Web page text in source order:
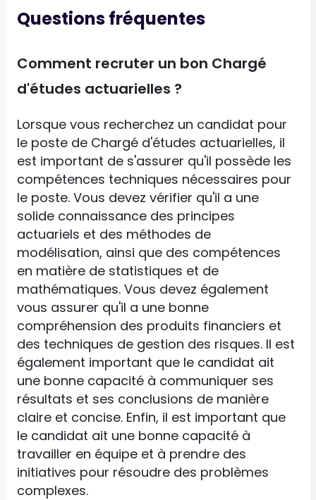
Questions fréquentes
Comment recruter un bon Chargé
d'études actuarielles ?
Lorsque vous recherchez un candidat pour
le poste de Chargé d'études actuarielles, il
est important de s'assurer qu'il possède les
compétences techniques nécessaires pour
le poste. Vous devez vérifier qu'il a une
solide connaissance des principes
actuariels et des méthodes de
modélisation, ainsi que des compétences
en matière de statistiques et de
mathématiques. Vous devez également
vous assurer qu'il a une bonne
compréhension des produits financiers et
des techniques de gestion des risques. Il est
également important que le candidat ait
une bonne capacité à communiquer ses
résultats et ses conclusions de manière
claire et concise. Enfin, il est important que
le candidat ait une bonne capacité à
travailler en équipe et à prendre des
initiatives pour résoudre des problèmes
complexes.